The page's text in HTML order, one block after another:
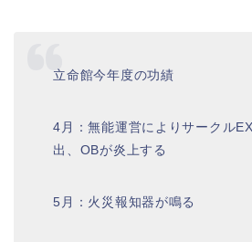
立命館今年度の功績
4月：無能運営によりサークル
出、OBが炎上する
5月：火災報知器が鳴る